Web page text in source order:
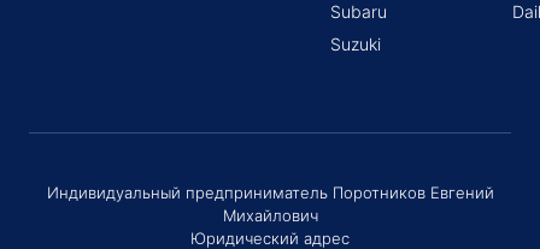
Subaru
Suzuki
Индивидуальный предприниматель Поротников Евгений
Михайлович
Юридический адрес